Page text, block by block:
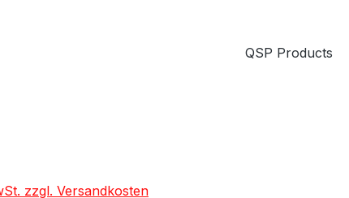
QSP Products
zzgl. Versandkosten